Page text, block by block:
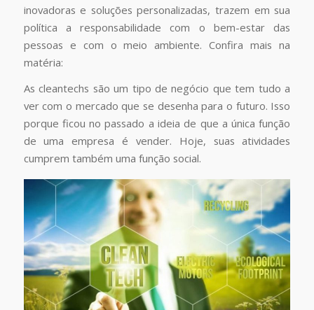
inovadoras e soluções personalizadas, trazem em sua
política a responsabilidade com o bem-estar das
pessoas e com o meio ambiente. Confira mais na
matéria:
As cleantechs são um tipo de negócio que tem tudo a
ver com o mercado que se desenha para o futuro. Isso
porque ficou no passado a ideia de que a única função
de uma empresa é vender. Hoje, suas atividades
cumprem também uma função social.